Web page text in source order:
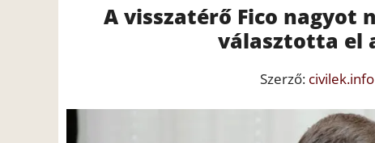
A visszatérő Fico nagyot
választotta el
Szerző: civilek.info